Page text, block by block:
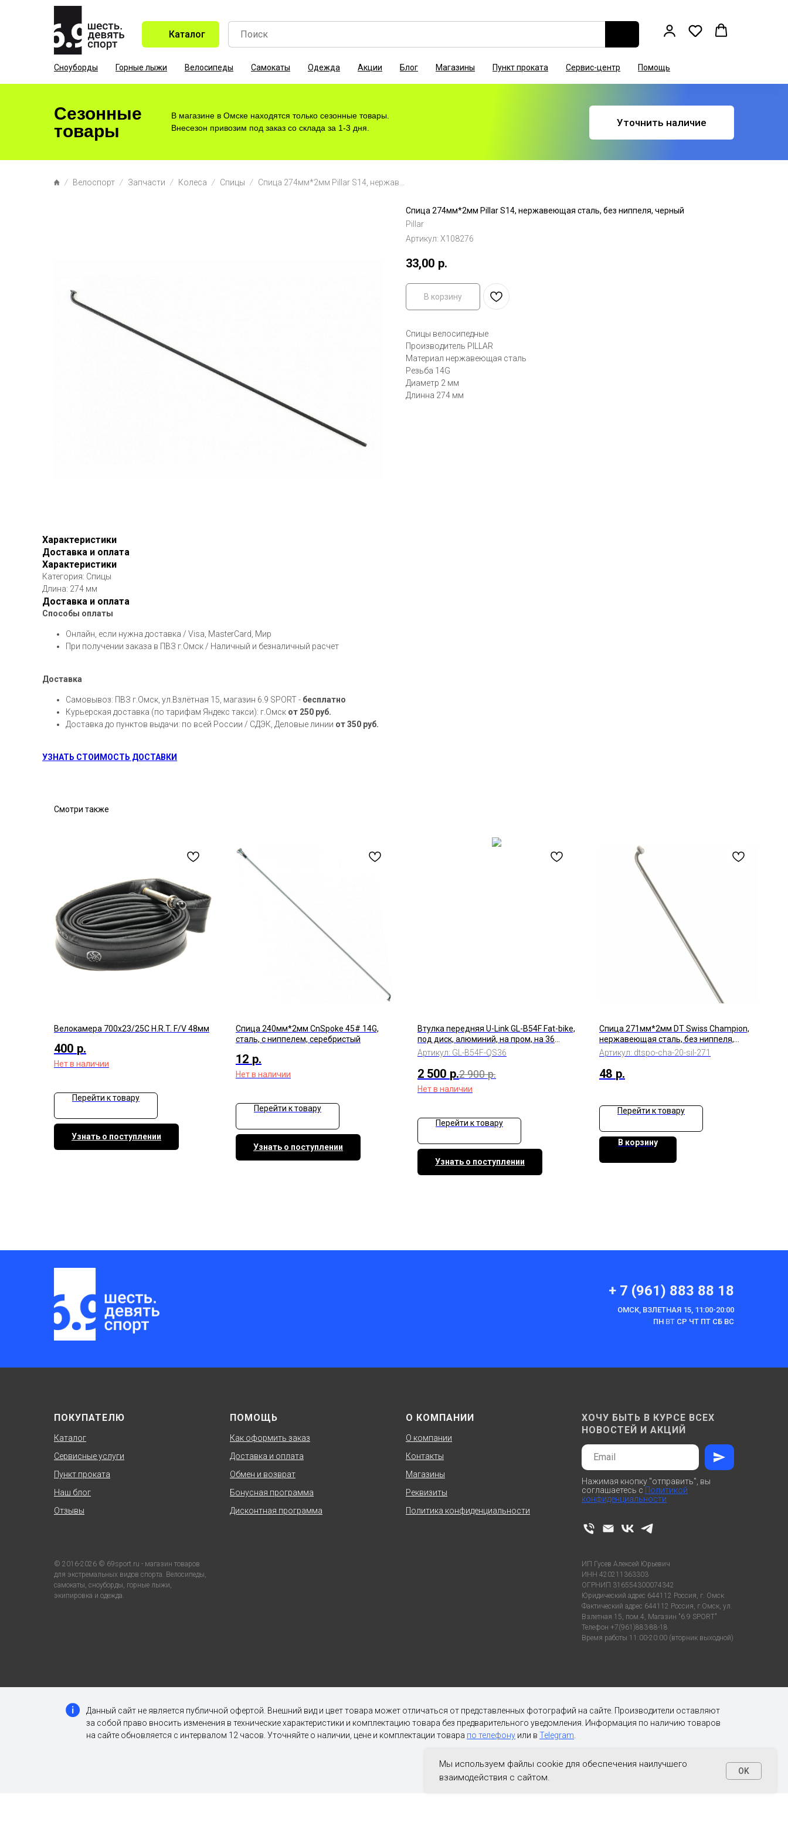
Каталог
Сноуборды Горные лыжи Велосипеды Самокаты Одежда Акции Блог Магазины Пункт проката Сервис-центр Помощь
Сезонные
товары
В магазине в Омске находятся только сезонные товары.
Внесезон привозим под заказ со склада за 1-3 дня.
Уточнить наличие
Велоспорт Запчасти Колеса Спицы Спица 274мм*2мм Pillar S14, нержавеющая сталь, без ниппеля, черный
Спица 274мм*2мм Pillar S14, нержавеющая сталь, без ниппеля, черный
Pillar
Артикул: Х108276
33,00 р.
В корзину
Спицы велосипедные
Производитель PILLAR
Материал нержавеющая сталь
Резьба 14G
Диаметр 2 мм
Длинна 274 мм
Характеристики
Доставка и оплата
Характеристики
Категория: Спицы
Длина: 274 мм
Доставка и оплата
Способы оплаты
Онлайн, если нужна доставка / Visa, MasterCard, Мир
При получении заказа в ПВЗ г.Омск / Наличный и безналичный расчет
Доставка
Самовывоз: ПВЗ г.Омск, ул.Взлётная 15, магазин 6.9 SPORT - бесплатно
Курьерская доставка (по тарифам Яндекс такси): г.Омск от 250 руб.
Доставка до пунктов выдачи: по всей России / СДЭК, Деловые линии от 350 руб.
УЗНАТЬ СТОИМОСТЬ ДОСТАВКИ
Смотри также
Велокамера 700x23/25C H.R.T. F/V 48мм
400 р.
Нет в наличии
Перейти к товару
Узнать о поступлении
Спица 240мм*2мм CnSpoke 45# 14G,
сталь, с ниппелем, серебристый
12 р.
Нет в наличии
Перейти к товару
Узнать о поступлении
Втулка передняя U-Link GL-B54F Fat-bike,
под диск, алюминий, на пром, на 36
спиц, OLD 150 мм
Артикул: GL-B54F-QS36
2 500 р.2 900 р.
Нет в наличии
Перейти к товару
Узнать о поступлении
Спица 271мм*2мм DT Swiss Champion,
нержавеющая сталь, без ниппеля,
серебристый
Артикул: dtspo-cha-20-sil-271
48 р.
Перейти к товару
В корзину
Мы используем файлы cookie для обеспечения наилучшего
взаимодействия с сайтом.
OK
+ 7 (961) 883 88 18
ОМСК, ВЗЛЕТНАЯ 15, 11:00-20:00
ПН ВТ СР ЧТ ПТ СБ ВС
ПОКУПАТЕЛЮ
Каталог
Сервисные услуги
Пункт проката
Наш блог
Отзывы
ПОМОЩЬ
Как оформить заказ
Доставка и оплата
Обмен и возврат
Бонусная программа
Дисконтная программа
О КОМПАНИИ
О компании
Контакты
Магазины
Реквизиты
Политика конфиденциальности
ХОЧУ БЫТЬ В КУРСЕ ВСЕХ
НОВОСТЕЙ И АКЦИЙ
Нажимая кнопку "отправить", вы
соглашаетесь с Политикой
конфиденциальности
© 2016-2026 © 69sport.ru - магазин товаров
для экстремальных видов спорта. Велосипеды,
самокаты, сноуборды, горные лыжи,
экипировка и одежда.
ИП Гусев Алексей Юрьевич
ИНН 420211363303
ОГРНИП 316554300074342
Юридический адрес 644112 Россия, г. Омск
Фактический адрес 644112 Россия, г.Омск, ул.
Взлетная 15, пом.4, Магазин "6.9 SPORT"
Телефон +7(961)883-88-18
Время работы 11:00-20:00 (вторник выходной)
Данный сайт не является публичной офертой. Внешний вид и цвет товара может отличаться от представленных фотографий на сайте. Производители оставляют
за собой право вносить изменения в технические характеристики и комплектацию товара без предварительного уведомления. Информация по наличию товаров
на сайте обновляется с интервалом 12 часов. Уточняйте о наличии, цене и комплектации товара по телефону или в Telegram